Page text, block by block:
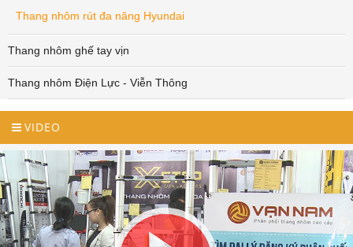
Thang nhôm rút đa năng Hyundai
Thang nhôm ghế tay vịn
Thang nhôm Điện Lực - Viễn Thông
VIDEO